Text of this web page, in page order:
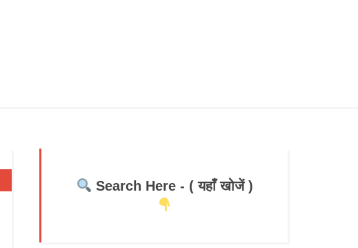
Search Here - ( यहाँ खोजें )